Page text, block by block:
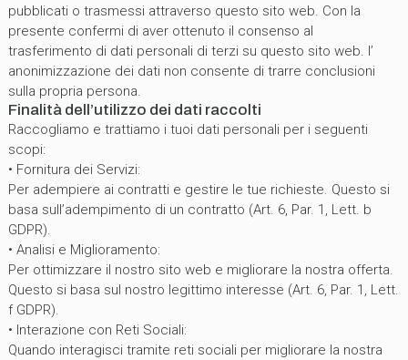
pubblicati o trasmessi attraverso questo sito web. Con la
presente confermi di aver ottenuto il consenso al
trasferimento di dati personali di terzi su questo sito web. l’
anonimizzazione dei dati non consente di trarre conclusioni
sulla propria persona.
Finalità dell’utilizzo dei dati raccolti
Raccogliamo e trattiamo i tuoi dati personali per i seguenti
scopi:
• Fornitura dei Servizi:
Per adempiere ai contratti e gestire le tue richieste. Questo si
basa sull’adempimento di un contratto (Art. 6, Par. 1, Lett. b
GDPR).
• Analisi e Miglioramento:
Per ottimizzare il nostro sito web e migliorare la nostra offerta.
Questo si basa sul nostro legittimo interesse (Art. 6, Par. 1, Lett.
f GDPR).
• Interazione con Reti Sociali:
Quando interagisci tramite reti sociali per migliorare la nostra